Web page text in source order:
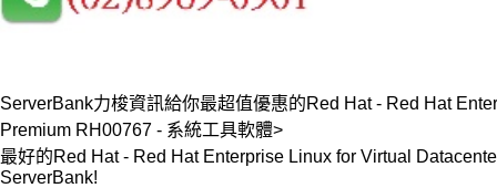
ServerBank力梭資訊給你最超值優惠的Red Hat - Red Hat
Premium RH00767 - 系統工具軟體>
最好的Red Hat - Red Hat Enterprise Linux for Virtual
ServerBank!